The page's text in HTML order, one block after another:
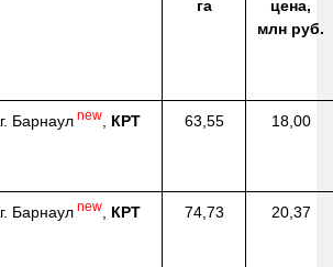
га
цена,
млн руб.
г. Барнаул new КРТ 63,55 18,00
г. Барнаул new КРТ 74,73 20,37